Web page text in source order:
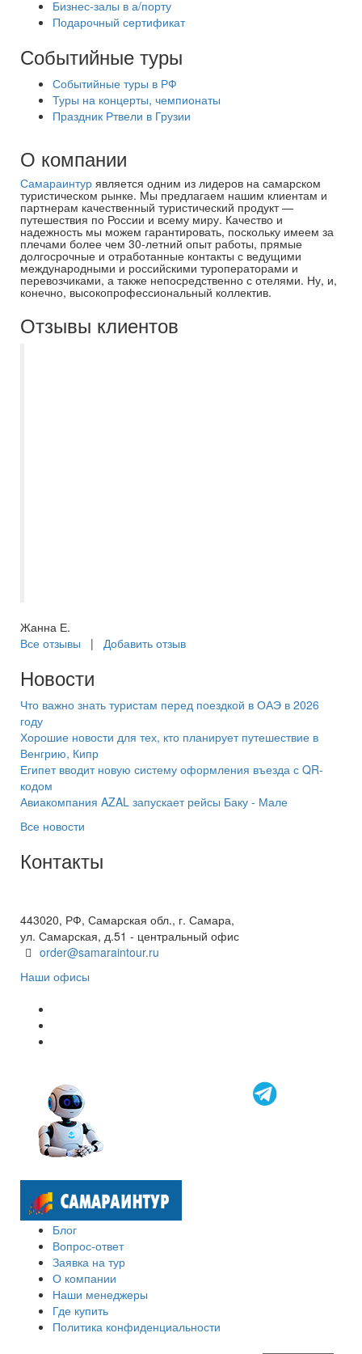
Бизнес-залы в а/порту
Подарочный сертификат
Событийные туры
Событийные туры в РФ
Туры на концерты, чемпионаты
Праздник Ртвели в Грузии
О компании
Самараинтур является одним из лидеров на самарском
туристическом рынке. Мы предлагаем нашим клиентам и
партнерам качественный туристический продукт —
путешествия по России и всему миру. Качество и
надежность мы можем гарантировать, поскольку имеем за
плечами более чем 30-летний опыт работы, прямые
долгосрочные и отработанные контакты с ведущими
международными и российскими туроператорами и
перевозчиками, а также непосредственно с отелями. Ну, и,
конечно, высокопрофессиональный коллектив.
Отзывы клиентов
Жанна Е.
Все отзывы | Добавить отзыв
Новости
Что важно знать туристам перед поездкой в ОАЭ в 2026
году
Хорошие новости для тех, кто планирует путешествие в
Венгрию, Кипр
Египет вводит новую систему оформления въезда с QR-
кодом
Авиакомпания AZAL запускает рейсы Баку - Мале
Все новости
Контакты
443020, РФ, Самарская обл., г. Самара,
ул. Самарская, д.51 - центральный офис
order@samaraintour.ru
Наши офисы
Блог
Вопрос-ответ
Заявка на тур
О компании
Наши менеджеры
Где купить
Политика конфиденциальности